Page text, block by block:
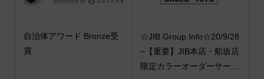
自治体アワード Bronze受
賞
☆JIB Group Info☆20/9/28
~【重要】JIB本店・船坂店
限定カラーオーダーサー...